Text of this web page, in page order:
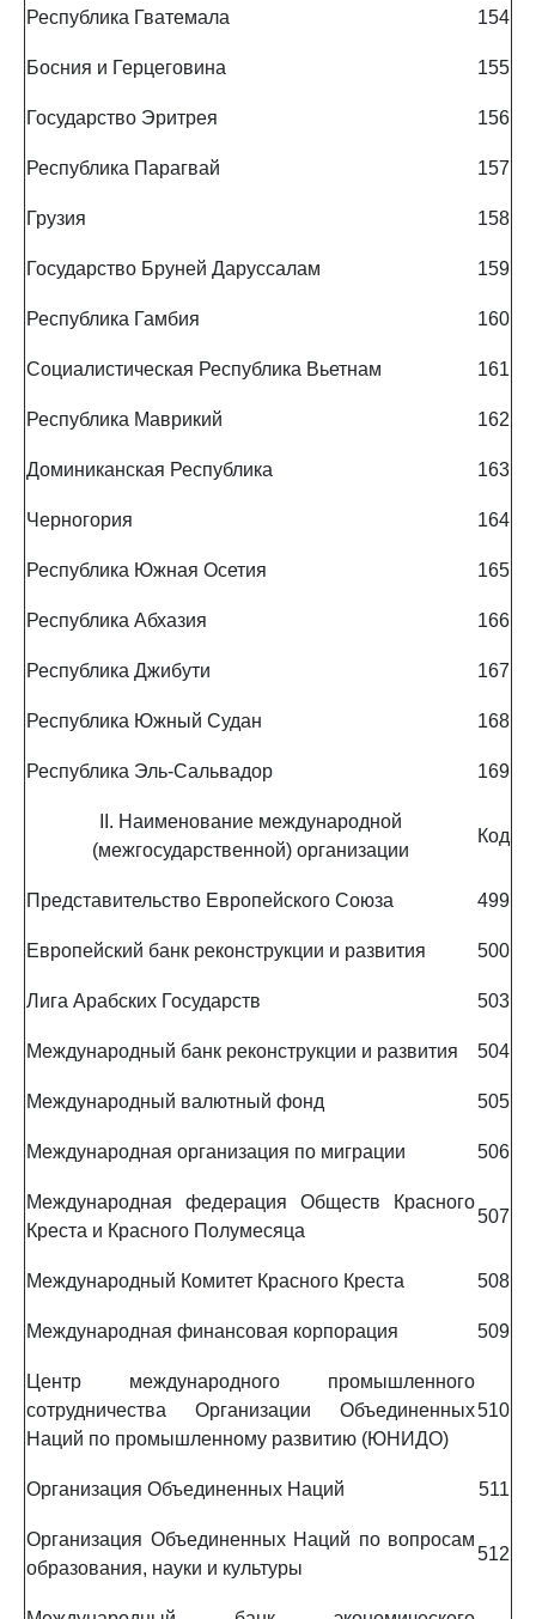
Республика Гватемала 154
Босния и Герцеговина 155
Государство Эритрея 156
Республика Парагвай 157
Грузия 158
Государство Бруней Даруссалам 159
Республика Гамбия 160
Социалистическая Республика Вьетнам 161
Республика Маврикий 162
Доминиканская Республика 163
Черногория 164
Республика Южная Осетия 165
Республика Абхазия 166
Республика Джибути 167
Республика Южный Судан 168
Республика Эль-Сальвадор 169
II. Наименование международной
(межгосударственной) организации
Код
Представительство Европейского Союза 499
Европейский банк реконструкции и развития 500
Лига Арабских Государств 503
Международный банк реконструкции и развития 504
Международный валютный фонд 505
Международная организация по миграции 506
Международная федерация Обществ Красного
Креста и Красного Полумесяца
507
Международный Комитет Красного Креста 508
Международная финансовая корпорация 509
Центр международного промышленного
сотрудничества Организации Объединенных
Наций по промышленному развитию (ЮНИДО)
510
Организация Объединенных Наций 511
Организация Объединенных Наций по вопросам
образования, науки и культуры
512